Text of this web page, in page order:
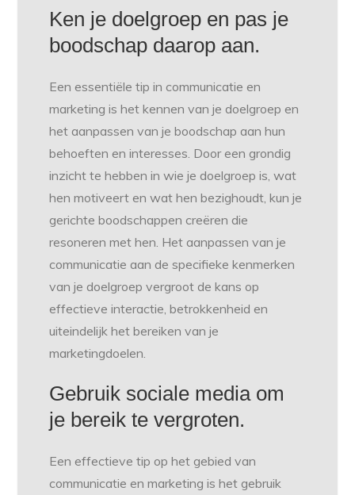
Ken je doelgroep en pas je
boodschap daarop aan.
Een essentiële tip in communicatie en
marketing is het kennen van je doelgroep en
het aanpassen van je boodschap aan hun
behoeften en interesses. Door een grondig
inzicht te hebben in wie je doelgroep is, wat
hen motiveert en wat hen bezighoudt, kun je
gerichte boodschappen creëren die
resoneren met hen. Het aanpassen van je
communicatie aan de specifieke kenmerken
van je doelgroep vergroot de kans op
effectieve interactie, betrokkenheid en
uiteindelijk het bereiken van je
marketingdoelen.
Gebruik sociale media om
je bereik te vergroten.
Een effectieve tip op het gebied van
communicatie en marketing is het gebruik